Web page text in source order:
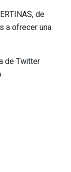
de
a ofrecer una
de Twitter